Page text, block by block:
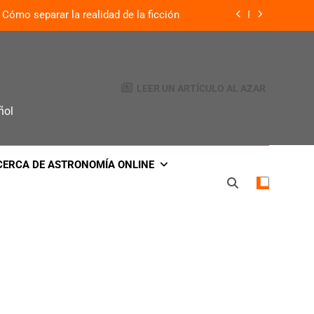
separar la realidad de la ficción
legado de la misión Venus Express
visible a simple vista cada 80 años
¿Qué es lo que define a un planeta?
legado de la misión Venus Express
DE ASTRONOMÍA ONLINE